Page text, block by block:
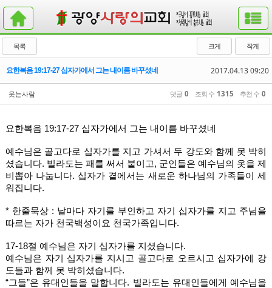
목록 크게 작게
2017.04.13 09:20
요한복음 19:17-27 십자가에서 그는 내이름 바꾸셨네
웃는사람 댓글 0 조회 수 1315 추천 수 0
요한복음 19:17-27 십자가에서 그는 내이름 바꾸셨네
예수님은 골고다로 십자가를 지고 가셔서 두 강도와 함께 못 박히
셨습니다. 빌라도는 패를 써서 붙이고, 군인들은 예수님의 옷을 제
비뽑아 나눕니다. 십자가 곁에서는 새로운 하나님의 가족들이 세
워집니다.
* 한줄묵상 : 날마다 자기를 부인하고 자기 십자가를 지고 주님을
따르는 자가 천국백성이요 천국가족입니다.
17-18절 예수님은 자기 십자가를 지셨습니다.
예수님은 자기 십자가를 지시고 골고다로 오르시고 십자가에 강
도들과 함께 못 박히셨습니다.
“그들”은 유대인들을 말합니다. 빌라도는 유대인들에게 예수님을